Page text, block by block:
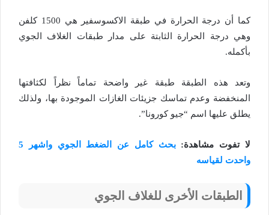
كما أن درجة الحرارة في طبقة الاكسوسفير هي 1500 كلفن
وهي درجة الحرارة الثابتة على مدار طبقات الغلاف الجوي
بأكمله.
وتعد هذه الطبقة طبقة غير واضحة تماماً نظراً لكثافتها
المنخفضة وعدم تماسك جزيئات الغازات الموجودة بها، ولذلك
يطلق عليها اسم “جيو كورونا”.
لا تفوت مشاهدة:
بحث كامل عن الضغط الجوي واشهر 5
واحدت لقياسه
الطبقات الأخرى للغلاف الجوي